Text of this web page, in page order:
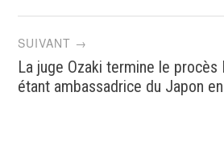
SUIVANT →
La juge Ozaki termine le procès
étant ambassadrice du Japon